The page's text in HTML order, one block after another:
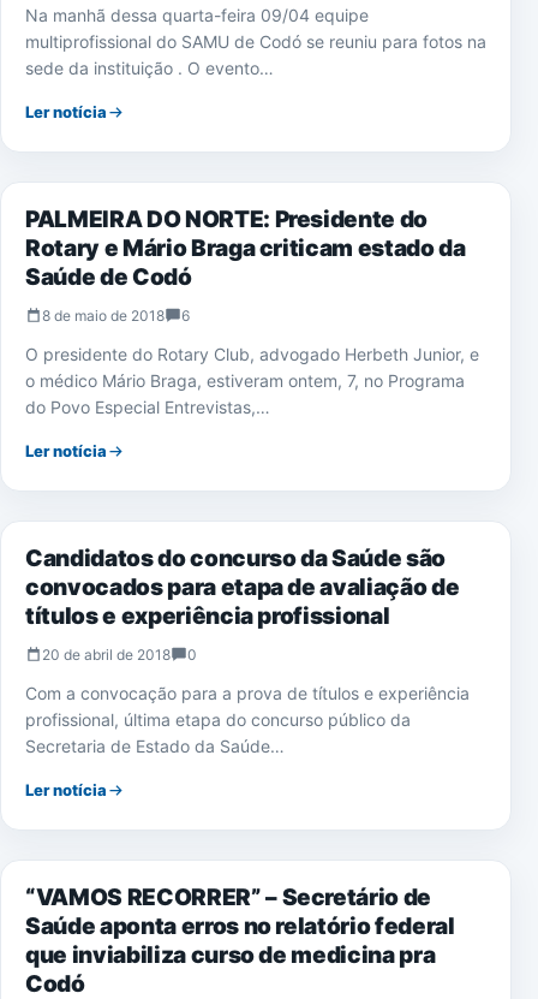
Na manhã dessa quarta-feira 09/04 equipe
multiprofissional do SAMU de Codó se reuniu para fotos na
sede da instituição . O evento…
Ler notícia
SAÚDE
PALMEIRA DO NORTE: Presidente do
Rotary e Mário Braga criticam estado da
Saúde de Codó
8 de maio de 2018 6
O presidente do Rotary Club, advogado Herbeth Junior, e
o médico Mário Braga, estiveram ontem, 7, no Programa
do Povo Especial Entrevistas,…
Ler notícia
SAÚDE
Candidatos do concurso da Saúde são
convocados para etapa de avaliação de
títulos e experiência profissional
20 de abril de 2018 0
Com a convocação para a prova de títulos e experiência
profissional, última etapa do concurso público da
Secretaria de Estado da Saúde…
Ler notícia
SAÚDE
“VAMOS RECORRER” – Secretário de
Saúde aponta erros no relatório federal
que inviabiliza curso de medicina pra
Codó